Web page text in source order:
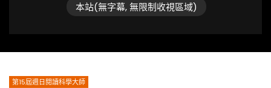
本站(無字幕, 無限制收視區域)
第15屆週日閱讀科學大師